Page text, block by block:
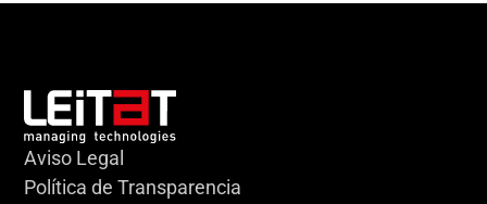
Aviso Legal
Política de Transparencia